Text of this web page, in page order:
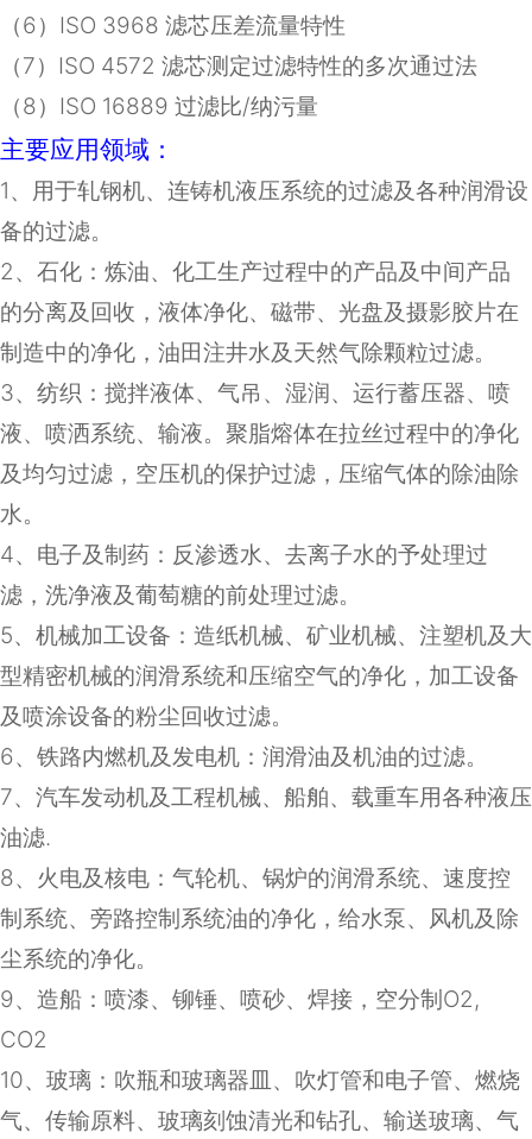
（6） ISO 3968 滤芯压差流量特性
（7） ISO 4572 滤芯测定过滤特性的多次通过法
（8）ISO 16889 过滤比/纳污量
主要应用领域：
1、用于轧钢机、连铸机液压系统的过滤及各种润滑设
备的过滤。
2、石化：炼油、化工生产过程中的产品及中间产品
的分离及回收，液体净化、磁带、光盘及摄影胶片在
制造中的净化，油田注井水及天然气除颗粒过滤。
3、纺织：搅拌液体、气吊、湿润、运行蓄压器、喷
液、喷洒系统、输液。聚脂熔体在拉丝过程中的净化
及均匀过滤，空压机的保护过滤，压缩气体的除油除
水。
4、电子及制药：反渗透水、去离子水的予处理过
滤，洗净液及葡萄糖的前处理过滤。
5、机械加工设备：造纸机械、矿业机械、注塑机及大
型精密机械的润滑系统和压缩空气的净化，加工设备
及喷涂设备的粉尘回收过滤。
6、铁路内燃机及发电机：润滑油及机油的过滤。
7、汽车发动机及工程机械、船舶、载重车用各种液压
油滤.
8、火电及核电：气轮机、锅炉的润滑系统、速度控
制系统、旁路控制系统油的净化，给水泵、风机及除
尘系统的净化。
9、造船：喷漆、铆锤、喷砂、焊接，空分制 O2,
CO2
10、玻璃：吹瓶和玻璃器皿、吹灯管和电子管、燃烧
气、传输原料、玻璃刻蚀清光和钻孔、输送玻璃、气